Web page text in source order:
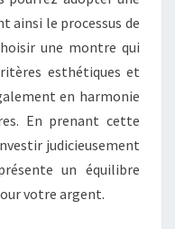
ainsi le processus de
une montre qui
esthétiques et
en harmonie
En prenant cette
judicieusement
un équilibre
votre argent.